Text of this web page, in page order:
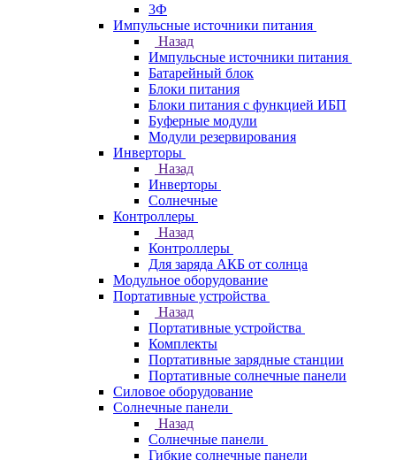
3Ф
Импульсные источники питания
Назад
Импульсные источники питания
Батарейный блок
Блоки питания
Блоки питания с функцией ИБП
Буферные модули
Модули резервирования
Инверторы
Назад
Инверторы
Солнечные
Контроллеры
Назад
Контроллеры
Для заряда АКБ от солнца
Модульное оборудование
Портативные устройства
Назад
Портативные устройства
Комплекты
Портативные зарядные станции
Портативные солнечные панели
Силовое оборудование
Солнечные панели
Назад
Солнечные панели
Гибкие солнечные панели